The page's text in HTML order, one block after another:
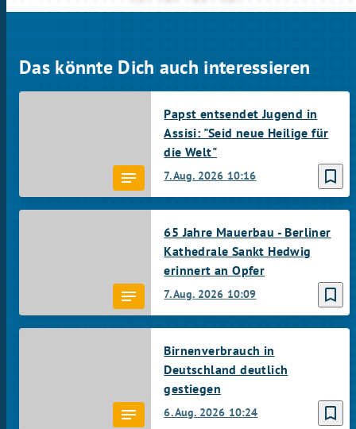
Das könnte Dich auch interessieren
bookmark_border
7. Aug. 2026 10:16
Papst entsendet Jugend in
Assisi: "Seid neue Heilige für
die Welt"
bookmark_border
7. Aug. 2026 10:09
65 Jahre Mauerbau - Berliner
Kathedrale Sankt Hedwig
erinnert an Opfer
bookmark_border
6. Aug. 2026 10:24
Birnenverbrauch in
Deutschland deutlich
gestiegen